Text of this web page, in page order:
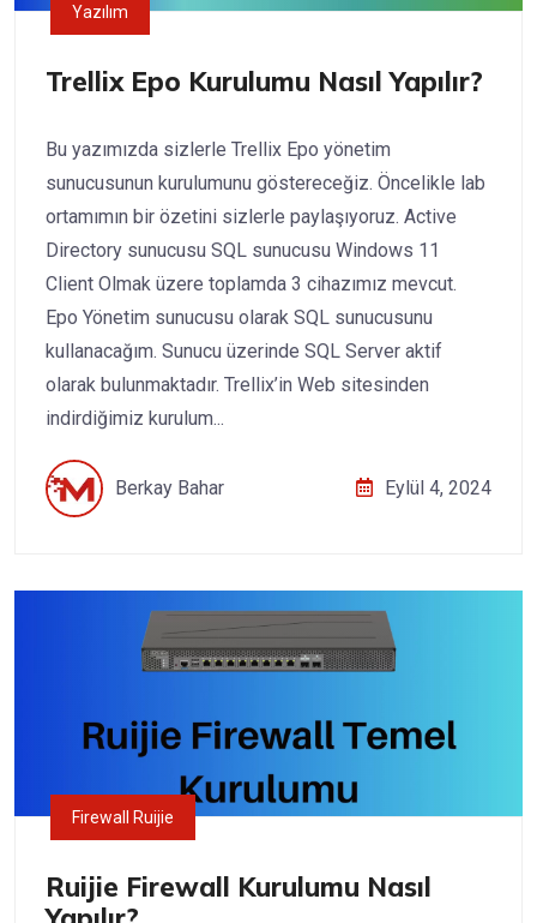
Yazılım
Trellix Epo Kurulumu Nasıl Yapılır?
Bu yazımızda sizlerle Trellix Epo yönetim
sunucusunun kurulumunu göstereceğiz. Öncelikle lab
ortamımın bir özetini sizlerle paylaşıyoruz. Active
Directory sunucusu SQL sunucusu Windows 11
Client Olmak üzere toplamda 3 cihazımız mevcut.
Epo Yönetim sunucusu olarak SQL sunucusunu
kullanacağım. Sunucu üzerinde SQL Server aktif
olarak bulunmaktadır. Trellix’in Web sitesinden
indirdiğimiz kurulum...
Berkay Bahar Eylül 4, 2024
Firewall Ruijie
Ruijie Firewall Kurulumu Nasıl